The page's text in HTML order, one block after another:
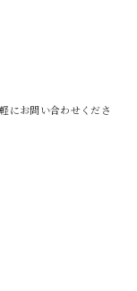
にお問い合わせくださ